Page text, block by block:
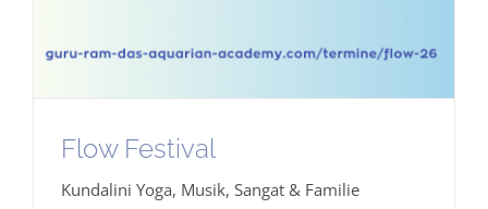
Flow Festival
Kundalini Yoga, Musik, Sangat & Familie